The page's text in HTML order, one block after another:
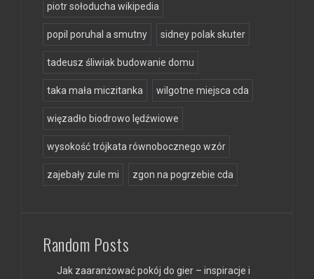
piotr sołoducha wikipedia
popil poruhal a smutny sidney polak skuter
tadeusz śliwiak budowanie domu
taka mała miczitanka wilgotne miejsca cda
więzadło biodrowo lędźwiowe
wysokość trójkata równobocznego wzór
zajebały zule mi zgon na pogrzebie cda
Random Posts
Jak zaaranżować pokój do gier – inspiracje i